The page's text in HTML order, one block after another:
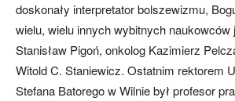
doskonały interpretator bolszewizmu,
wielu, wielu innych wybitnych naukowców
Stanisław Pigoń, onkolog Kazimierz
Witold C. Staniewicz. Ostatnim rektorem
Stefana Batorego w Wilnie był profesor